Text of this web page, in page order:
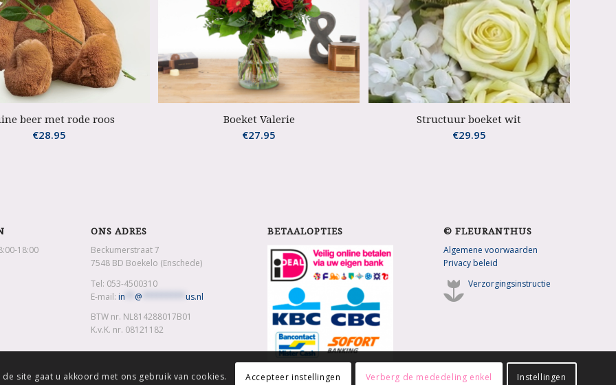
beer met rode roos
€28.95
Boeket Valerie
€27.95
Structuur boeket wit
€29.95
18:00
ONS ADRES
Beckumerstraat 7
7548 BD Boekelo (Enschede)
Tel: 053-4500310
E-mail: in @
us.nl
BTW nr. NL814288017B01
K.v.K. nr. 08121182
BETAALOPTIES © FLEURANTHUS
Algemene voorwaarden
Privacy beleid
Verzorgingsinstructie
site gaat u akkoord met ons gebruik van cookies. Accepteer instellingen Verberg de mededeling enkel Instellingen